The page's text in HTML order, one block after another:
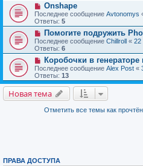
Onshape
Последнее сообщение Avtonomys
Ответы: 5
Помогите подружить
Последнее сообщение Chillroll « 22
Ответы: 6
Коробочки в генераторе
Последнее сообщение Alex Post «
Ответы: 13
Новая тема
Отметить все темы как
ПРАВА ДОСТУПА